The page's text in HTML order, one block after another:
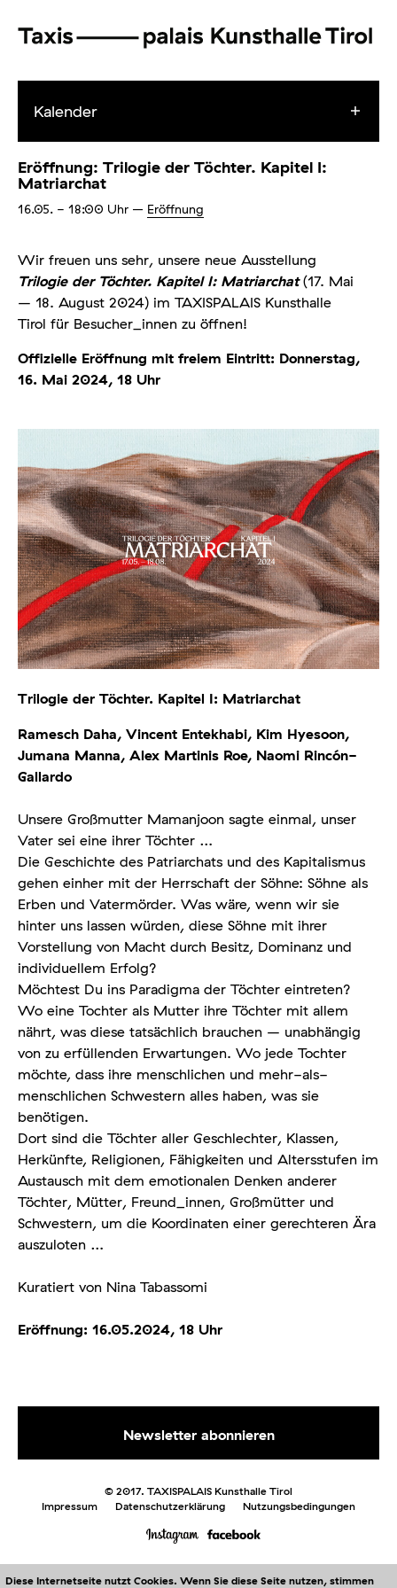
Diese Internetseite nutzt Cookies. Wenn Sie diese Seite nutzen, stimmen
Kalender
Eröffnung: Trilogie der Töchter. Kapitel I:
Matriarchat
16.05. - 18:00 Uhr – Eröffnung
Wir freuen uns sehr, unsere neue Ausstellung
Trilogie der Töchter. Kapitel I: Matriarchat(17. Mai
– 18. August 2024) im TAXISPALAIS Kunsthalle
Tirol für Besucher_innen zu öffnen!
Offizielle Eröffnung mit freiem Eintritt: Donnerstag,
16. Mai 2024, 18 Uhr
Trilogie der Töchter. Kapitel I: Matriarchat
Ramesch Daha, Vincent Entekhabi, Kim Hyesoon,
Jumana Manna, Alex Martinis Roe, Naomi Rincón-
Gallardo
Unsere Großmutter Mamanjoon sagte einmal, unser
Vater sei eine ihrer Töchter …
Die Geschichte des Patriarchats und des Kapitalismus
gehen einher mit der Herrschaft der Söhne: Söhne als
Erben und Vatermörder. Was wäre, wenn wir sie
hinter uns lassen würden, diese Söhne mit ihrer
Vorstellung von Macht durch Besitz, Dominanz und
individuellem Erfolg?
Möchtest Du ins Paradigma der Töchter eintreten?
Wo eine Tochter als Mutter ihre Töchter mit allem
nährt, was diese tatsächlich brauchen – unabhängig
von zu erfüllenden Erwartungen. Wo jede Tochter
möchte, dass ihre menschlichen und mehr-als-
menschlichen Schwestern alles haben, was sie
benötigen.
Dort sind die Töchter aller Geschlechter, Klassen,
Herkünfte, Religionen, Fähigkeiten und Altersstufen im
Austausch mit dem emotionalen Denken anderer
Töchter, Mütter, Freund_innen, Großmütter und
Schwestern, um die Koordinaten einer gerechteren Ära
auszuloten …
Kuratiert von Nina Tabassomi
Eröffnung: 16.05.2024, 18 Uhr
© 2017. TAXISPALAIS Kunsthalle Tirol
Impressum
Datenschutzerklärung Nutzungsbedingungen